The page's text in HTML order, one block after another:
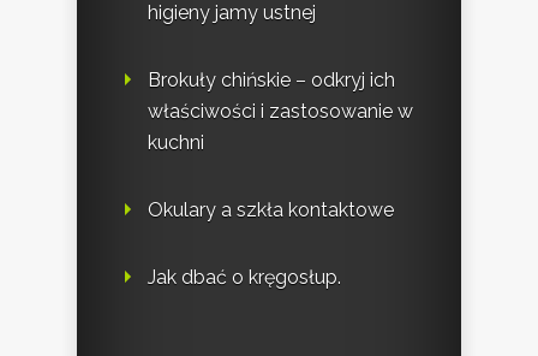
higieny jamy ustnej
Brokuły chińskie – odkryj ich
właściwości i zastosowanie w
kuchni
Okulary a szkła kontaktowe
Jak dbać o kręgosłup.